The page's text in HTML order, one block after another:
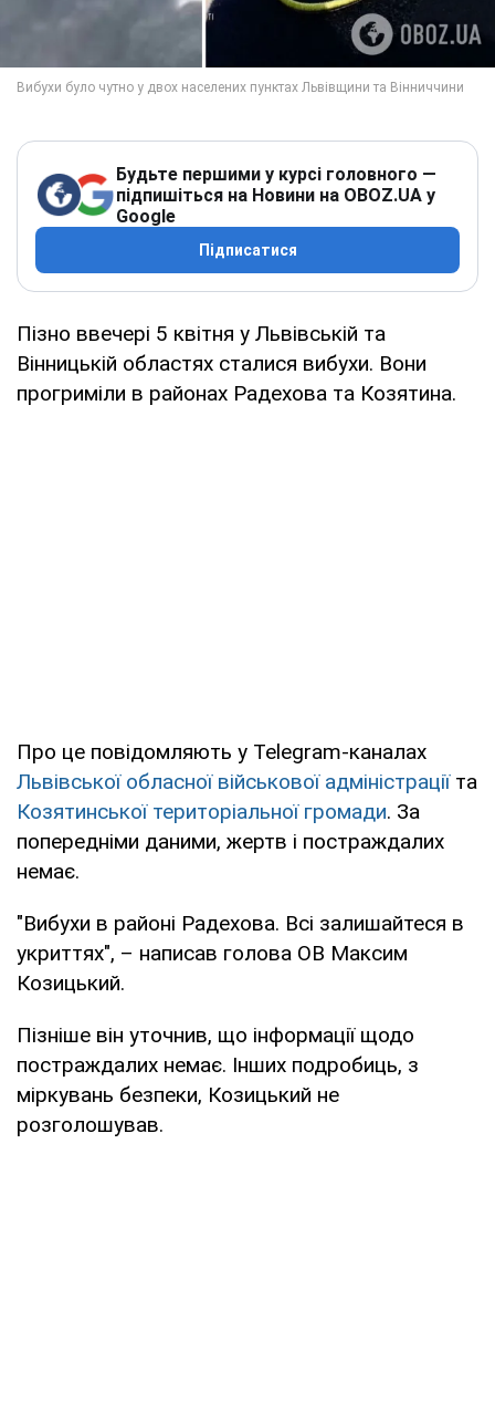
Будьте першими у курсі головного —
підпишіться на Новини на OBOZ.UA у
Google
Підписатися
Пізно ввечері 5 квітня у Львівській та
Вінницькій областях сталися вибухи. Вони
прогриміли в районах Радехова та Козятина.
Про це повідомляють у Telegram-каналах
Львівської обласної військової адміністраціїта
Козятинської територіальної громади. За
попередніми даними, жертв і постраждалих
немає.
"Вибухи в районі Радехова. Всі залишайтеся в
укриттях", – написав голова ОВ Максим
Козицький.
Пізніше він уточнив, що інформації щодо
постраждалих немає. Інших подробиць, з
міркувань безпеки, Козицький не
розголошував.